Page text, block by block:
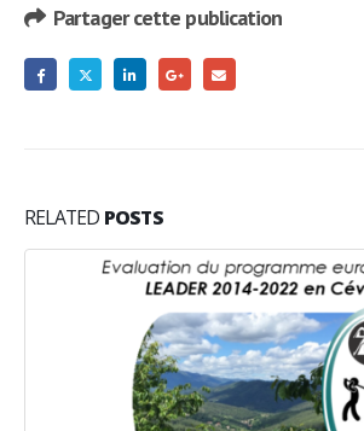
Partager cette publication
RELATED POSTS